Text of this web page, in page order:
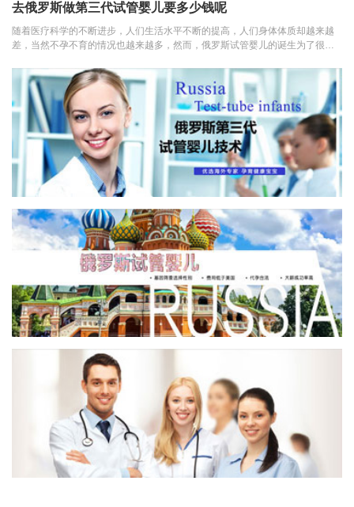
去俄罗斯做第三代试管婴儿要多少钱呢
随着医疗科学的不断进步，人们生活水平不断的提高，人们身体体质却越来越
差，当然不孕不育的情况也越来越多，然而，俄罗斯试管婴儿的诞生为了很多